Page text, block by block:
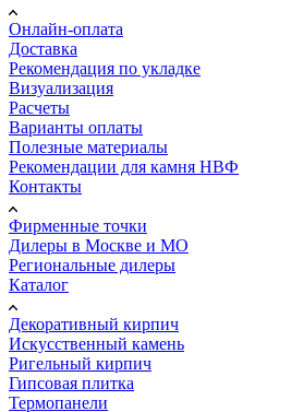
Онлайн-оплата
Доставка
Рекомендация по укладке
Визуализация
Расчеты
Варианты оплаты
Полезные материалы
Рекомендации для камня НВФ
Контакты
Фирменные точки
Дилеры в Москве и МО
Региональные дилеры
Каталог
Декоративный кирпич
Искусственный камень
Ригельный кирпич
Гипсовая плитка
Термопанели